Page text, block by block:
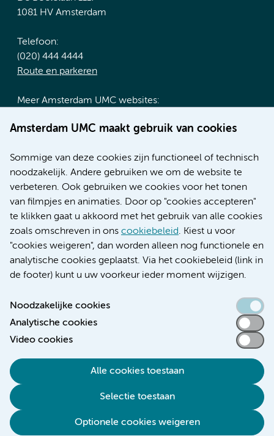
Amsterdam UMC maakt gebruik van cookies
Sommige van deze cookies zijn functioneel of technisch
noodzakelijk. Andere gebruiken we om de website te
verbeteren. Ook gebruiken we cookies voor het tonen
van filmpjes en animaties. Door op "cookies accepteren"
te klikken gaat u akkoord met het gebruik van alle cookies
zoals omschreven in ons cookiebeleid. Kiest u voor
"cookies weigeren", dan worden alleen nog functionele en
analytische cookies geplaatst. Via het cookiebeleid (link in
de footer) kunt u uw voorkeur ieder moment wijzigen.
Noodzakelijke cookies
Analytische cookies
Video cookies
Alle cookies toestaan
Selectie toestaan
Optionele cookies weigeren
1081 HV Amsterdam
Telefoon:
(020) 444 4444
Route en parkeren
Meer Amsterdam UMC websites:
Werken bij Amsterdam UMC
Nieuws
Research
Educatie locatie AMC
Educatie locatie VUmc
Verwijzen & diagnostiek
Toegankelijkheidsverklaring
Responsible disclosure